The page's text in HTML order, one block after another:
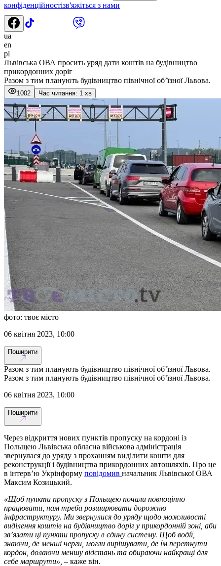
конфіденційностізв'яжіться з нами
ua
en
pl
Львівська ОВА просить уряд дати коштів на будівництво
прикордонних доріг
Разом з тим планують будівництво північної об’їзної Львова.
1002 Час читання: 1 хв
фото: твоє місто
06 квітня 2023, 10:00
Поширити
Разом з тим планують будівництво північної об’їзної Львова.
Разом з тим планують будівництво північної об’їзної Львова.
06 квітня 2023, 10:00
Поширити
Через відкриття нових пунктів пропуску на кордоні із
Польщею Львівська обласна військова адміністрація
звернулася до уряду з проханням виділити кошти для
реконструкції і будівництва прикордонних автошляхів. Про це
в інтерв’ю Укрінформу повідомив начальник Львівської ОВА
Максим Козицький.
«Щоб пункти пропуску з Польщею почали повноцінно
працювати, нам треба розширювати дорожню
інфраструктуру. Ми звернулися до уряду щодо можливості
виділення коштів на будівництво доріг у прикордонній зоні, аби
зв’язати ці пункти пропуску в єдину систему. Щоб водії,
знаючи, де менші черги, могли вирішувати, де їм перетнути
кордон, долаючи меншу відстань та обираючи найкращі для
себе маршрути», – каже він.